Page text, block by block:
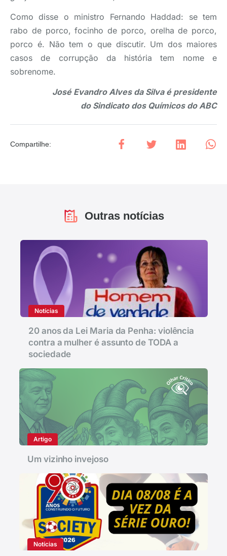
Como disse o ministro Fernando Haddad: se tem
rabo de porco, focinho de porco, orelha de porco,
porco é. Não tem o que discutir. Um dos maiores
casos de corrupção da história tem nome e
sobrenome.
José Evandro Alves da Silva é presidente
do Sindicato dos Químicos do ABC
Compartilhe:
Outras notícias
Notícias
20 anos da Lei Maria da Penha: violência
contra a mulher é assunto de TODA a
sociedade
Artigo
Um vizinho invejoso
Notícias